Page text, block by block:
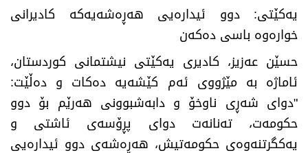
​یەکێتی: دوو ئیدارەیی هەڕەشەیەکە کادیرانی
خوارەوە باسی دەکەن
​حسێن عەزیز، کادیری یەکێتی نیشتمانی کوردستان،
ئاماژە بە مێژووی ئەم کێشەیە دەکات و دەڵێت:
"دوای شەڕی ناوخۆ و دابەشبوونی هەرێم بۆ دوو
حکومەت، تەنانەت دوای پڕۆسەی ئاشتی و
یەکگرتنەوەی حکومەتیش، هەڕەشەی دوو ئیدارەیی